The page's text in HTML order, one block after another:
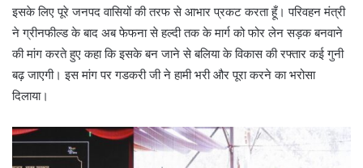
इसके लिए पूरे जनपद वासियों की तरफ से आभार प्रकट करता हूँ। परिवहन मंत्री
ने ग्रीनफील्ड के बाद अब फेफना से हल्दी तक के मार्ग को फोर लेन सड़क बनवाने
की मांग करते हुए कहा कि इसके बन जाने से बलिया के विकास की रफ्तार कई गुनी
बढ़ जाएगी। इस मांग पर गडकरी जी ने हामी भरी और पूरा करने का भरोसा
दिलाया।